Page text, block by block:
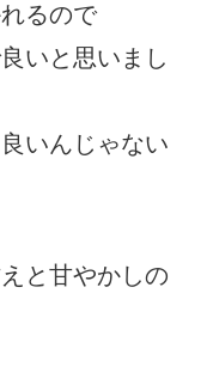
るので
いと思いまし
いんじゃない
と甘やかしの